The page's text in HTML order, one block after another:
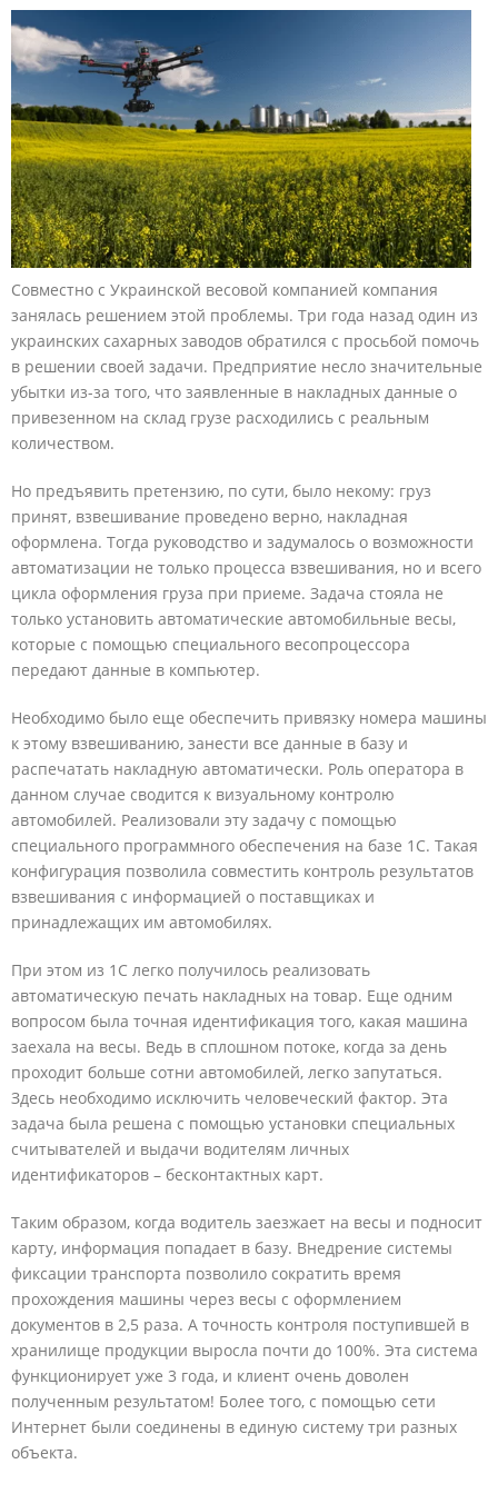
Совместно с Украинской весовой компанией компания
занялась решением этой проблемы. Три года назад один из
украинских сахарных заводов обратился с просьбой помочь
в решении своей задачи. Предприятие несло значительные
убытки из-за того, что заявленные в накладных данные о
привезенном на склад грузе расходились с реальным
количеством.
Но предъявить претензию, по сути, было некому: груз
принят, взвешивание проведено верно, накладная
оформлена. Тогда руководство и задумалось о возможности
автоматизации не только процесса взвешивания, но и всего
цикла оформления груза при приеме. Задача стояла не
только установить автоматические автомобильные весы,
которые с помощью специального весопроцессора
передают данные в компьютер.
Необходимо было еще обеспечить привязку номера машины
к этому взвешиванию, занести все данные в базу и
распечатать накладную автоматически. Роль оператора в
данном случае сводится к визуальному контролю
автомобилей. Реализовали эту задачу с помощью
специального программного обеспечения на базе 1С. Такая
конфигурация позволила совместить контроль результатов
взвешивания с информацией о поставщиках и
принадлежащих им автомобилях.
При этом из 1С легко получилось реализовать
автоматическую печать накладных на товар. Еще одним
вопросом была точная идентификация того, какая машина
заехала на весы. Ведь в сплошном потоке, когда за день
проходит больше сотни автомобилей, легко запутаться.
Здесь необходимо исключить человеческий фактор. Эта
задача была решена с помощью установки специальных
считывателей и выдачи водителям личных
идентификаторов – бесконтактных карт.
Таким образом, когда водитель заезжает на весы и подносит
карту, информация попадает в базу. Внедрение системы
фиксации транспорта позволило сократить время
прохождения машины через весы с оформлением
документов в 2,5 раза. А точность контроля поступившей в
хранилище продукции выросла почти до 100%. Эта система
функционирует уже 3 года, и клиент очень доволен
полученным результатом! Более того, с помощью сети
Интернет были соединены в единую систему три разных
объекта.